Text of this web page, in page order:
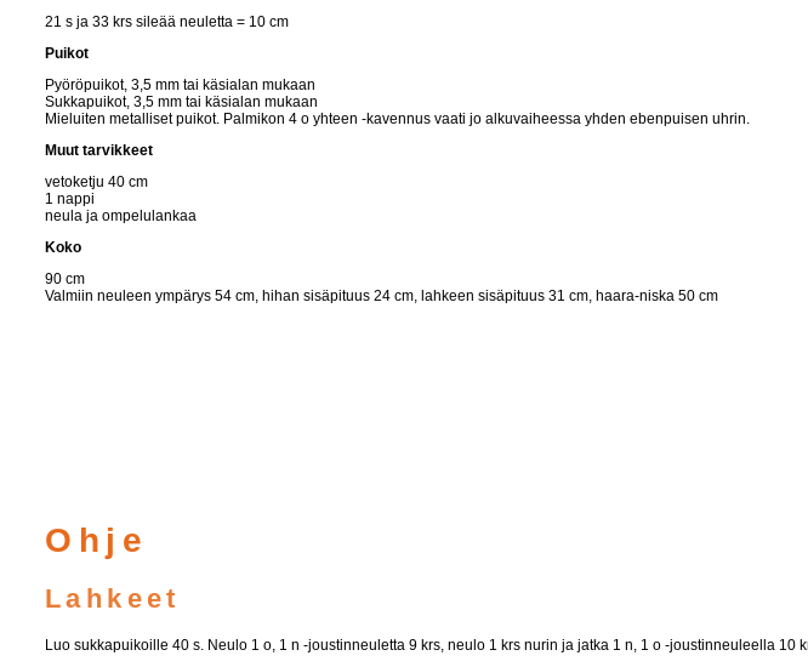
21 s ja 33 krs sileää neuletta = 10 cm
Puikot
Pyöröpuikot, 3,5 mm tai käsialan mukaan
Sukkapuikot, 3,5 mm tai käsialan mukaan
Mieluiten metalliset puikot. Palmikon 4 o yhteen -kavennus vaati jo alkuvaiheessa yhden ebenpuisen uhrin.
Muut tarvikkeet
vetoketju 40 cm
1 nappi
neula ja ompelulankaa
Koko
90 cm
Valmiin neuleen ympärys 54 cm, hihan sisäpituus 24 cm, lahkeen sisäpituus 31 cm, haara-niska 50 cm
Ohje
Lahkeet
Luo sukkapuikoille 40 s. Neulo 1 o, 1 n -joustinneuletta 9 krs, neulo 1 krs nurin ja jatka 1 n, 1 o -joustinneuleella 10